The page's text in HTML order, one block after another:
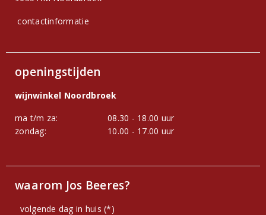
contactinformatie
openingstijden
wijnwinkel Noordbroek
ma t/m za:
08.30 - 18.00 uur
zondag:
10.00 - 17.00 uur
waarom Jos Beeres?
volgende dag in huis (*)